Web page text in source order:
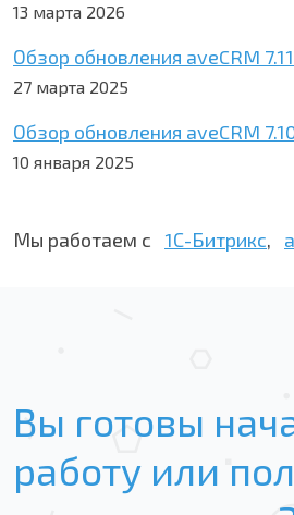
13 марта 2026
Обзор обновления aveCRM 7.11
27 марта 2025
Обзор обновления aveCRM
10 января 2025
Мы работаем с 1С-Битрикс,
Вы готовы
работу или